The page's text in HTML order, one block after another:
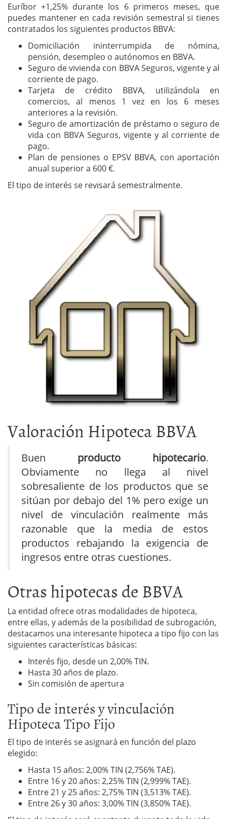
Euríbor +1,25% durante los 6 primeros meses, que
puedes mantener en cada revisión semestral si tienes
contratados los siguientes productos BBVA:
Domiciliación ininterrumpida de nómina,
pensión, desempleo o autónomos en BBVA.
Seguro de vivienda con BBVA Seguros, vigente y al
corriente de pago.
Tarjeta de crédito BBVA, utilizándola en
comercios, al menos 1 vez en los 6 meses
anteriores a la revisión.
Seguro de amortización de préstamo o seguro de
vida con BBVA Seguros, vigente y al corriente de
pago.
Plan de pensiones o EPSV BBVA, con aportación
anual superior a 600 €.
El tipo de interés se revisará semestralmente.
Valoración Hipoteca BBVA
Buen producto hipotecario.
Obviamente no llega al nivel
sobresaliente de los productos que se
sitúan por debajo del 1% pero exige un
nivel de vinculación realmente más
razonable que la media de estos
productos rebajando la exigencia de
ingresos entre otras cuestiones.
Otras hipotecas de BBVA
La entidad ofrece otras modalidades de hipoteca,
entre ellas, y además de la posibilidad de subrogación,
destacamos una interesante hipoteca a tipo fijo con las
siguientes características básicas:
Interés fijo, desde un 2,00% TIN.
Hasta 30 años de plazo.
Sin comisión de apertura
Tipo de interés y vinculación
Hipoteca Tipo Fijo
El tipo de interés se asignará en función del plazo
elegido:
Hasta 15 años: 2,00% TIN (2,756% TAE).
Entre 16 y 20 años: 2,25% TIN (2,999% TAE).
Entre 21 y 25 años: 2,75% TIN (3,513% TAE).
Entre 26 y 30 años: 3,00% TIN (3,850% TAE).